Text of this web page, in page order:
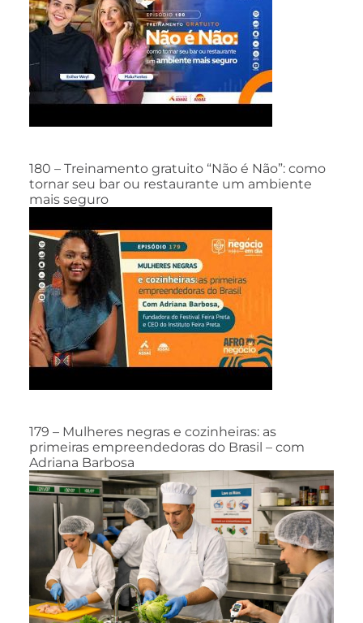
180 – Treinamento gratuito “Não é Não”: como
tornar seu bar ou restaurante um ambiente
mais seguro
179 – Mulheres negras e cozinheiras: as
primeiras empreendedoras do Brasil – com
Adriana Barbosa